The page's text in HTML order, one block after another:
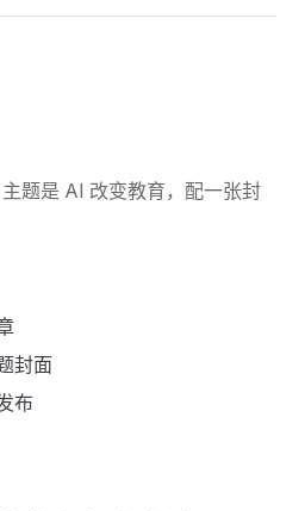
题是 AI 改变教育，配一张封
封面
布